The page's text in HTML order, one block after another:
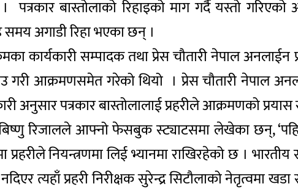
पत्रकार बास्तोलाको रिहाइको माग गर्दै यस्तो
समय अगाडी रिहा भएका छन् ।
कार्यकारी सम्पादक तथा प्रेस चौतारी नेपाल अनलाईन
गरी आक्रमणसमेत गरेको थियो । प्रेस चौतारी नेपाल
अनुसार पत्रकार बास्तोलालाई प्रहरीले आक्रमणको प्रयास
रिजालले आफ्नो फेसबुक स्ट्याटसमा लेखेका छन्,
प्रहरीले नियन्त्रणमा लिई भ्यानमा राखिरहेको छ । भारतीय
त्यहाँ प्रहरी निरीक्षक सुरेन्द्र सिटौलाको नेतृत्वमा खडा